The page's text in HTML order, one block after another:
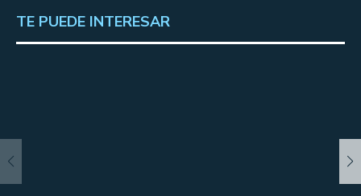
TE PUEDE INTERESAR